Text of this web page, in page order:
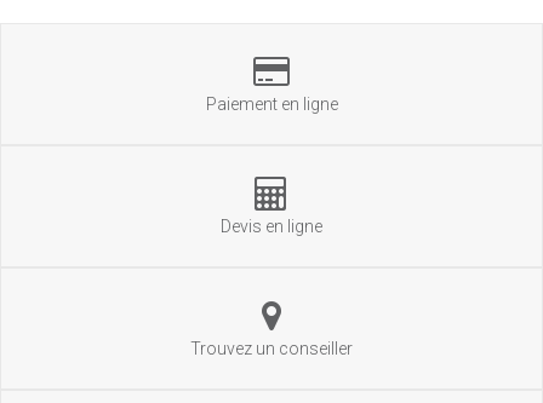
Paiement en ligne
Devis en ligne
Trouvez un conseiller